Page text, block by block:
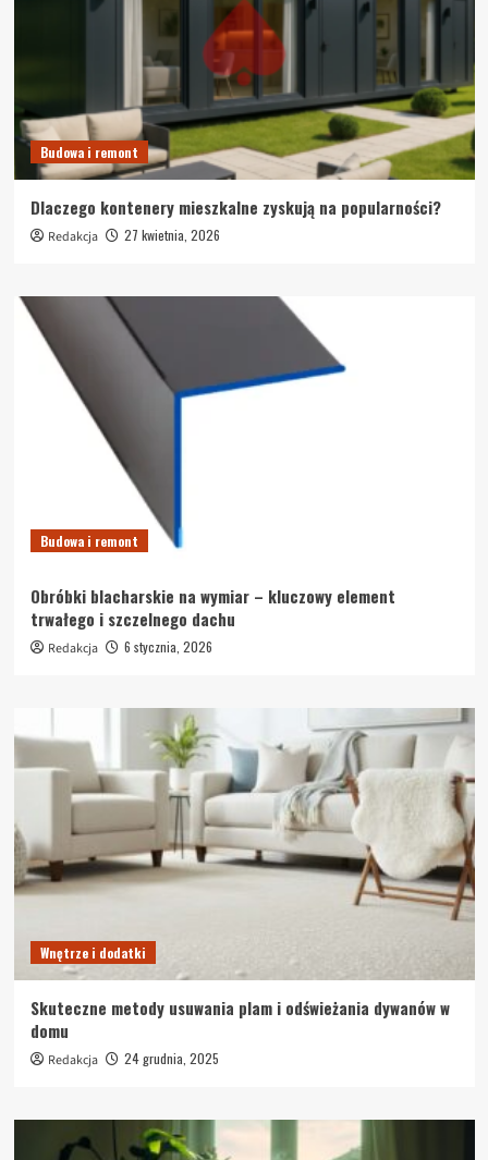
Budowa i remont
Dlaczego kontenery mieszkalne zyskują na popularności?
Redakcja 27 kwietnia, 2026
Budowa i remont
Obróbki blacharskie na wymiar – kluczowy element
trwałego i szczelnego dachu
Redakcja 6 stycznia, 2026
Wnętrze i dodatki
Skuteczne metody usuwania plam i odświeżania dywanów w
domu
Redakcja 24 grudnia, 2025